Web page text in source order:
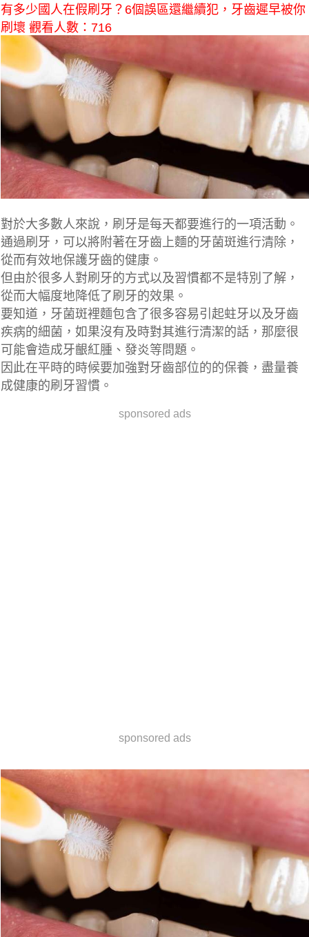
有多少國人在假刷牙？6個誤區還繼續犯，牙齒遲早被你
刷壞 觀看人數：716
對於大多數人來說，刷牙是每天都要進行的一項活動。
通過刷牙，可以將附著在牙齒上麵的牙菌斑進行清除，
從而有效地保護牙齒的健康。
但由於很多人對刷牙的方式以及習慣都不是特別了解，
從而大幅度地降低了刷牙的效果。
要知道，牙菌斑裡麵包含了很多容易引起蛀牙以及牙齒
疾病的細菌，如果沒有及時對其進行清潔的話，那麼很
可能會造成牙齦紅腫、發炎等問題。
因此在平時的時候要加強對牙齒部位的的保養，盡量養
成健康的刷牙習慣。
sponsored ads
sponsored ads